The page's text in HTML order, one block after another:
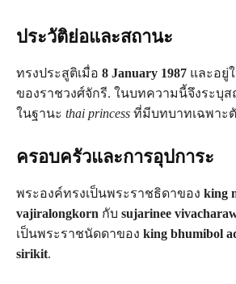
ประวัติย่อและสถานะ
ทรงประสูติเมื่อ 8 January 1987 และอยู่
ของราชวงศ์จักรี. ในบทความนี้จึงระบุ
ในฐานะ thai princess ที่มีบทบาทเฉพาะ
ครอบครัวและการอุปการะ
พระองค์ทรงเป็นพระราชธิดาของ king
vajiralongkorn กับ sujarinee
เป็นพระราชนัดดาของ king bhumibol
sirikit.